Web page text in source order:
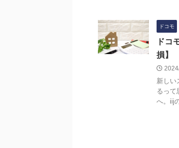
ドコモ
ドコ
損】
新しい
るって
へ。iij